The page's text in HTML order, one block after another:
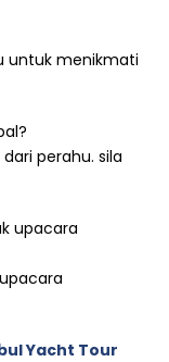
untuk menikmati
perahu. sila
upacara
Yacht Tour